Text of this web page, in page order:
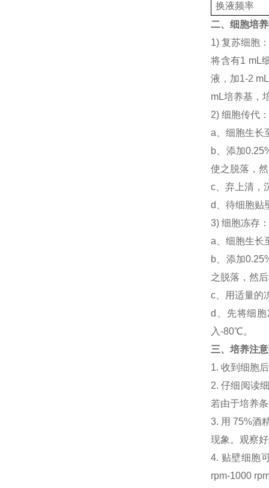
换液频率
二、细胞培
1) 复苏细胞
将含有1 mL
液，加1-2
mL培养基，
2) 细胞传代
a、细胞生长
b、添加
使之脱落，
c、弃上清，
d、待细胞贴
3) 细胞冻存
a、细胞生长
b、添加
之脱落，然
c、用适量的
d、先将细
入-80℃。
三、培养注
1. 收到细胞
2. 仔细阅读
若由于培养
3. 用 75%酒
现象。观察
4. 贴壁细胞
rpm-1000